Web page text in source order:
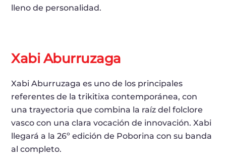
lleno de personalidad.
Xabi Aburruzaga
Xabi Aburruzaga es uno de los principales
referentes de la trikitixa contemporánea, con
una trayectoria que combina la raíz del folclore
vasco con una clara vocación de innovación. Xabi
llegará a la 26º edición de Poborina con su banda
al completo.